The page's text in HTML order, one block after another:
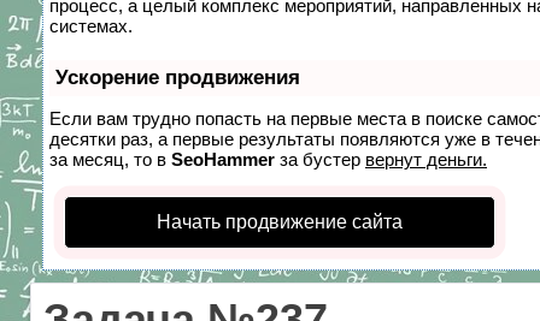
процесс, а целый комплекс мероприятий, направленных
системах.
Ускорение продвижения
Если вам трудно попасть на первые места в поиске
десятки раз, а первые результаты появляются уже в
за месяц, то в SeoHammer за бустер вернут деньги.
Начать продвижение сайта